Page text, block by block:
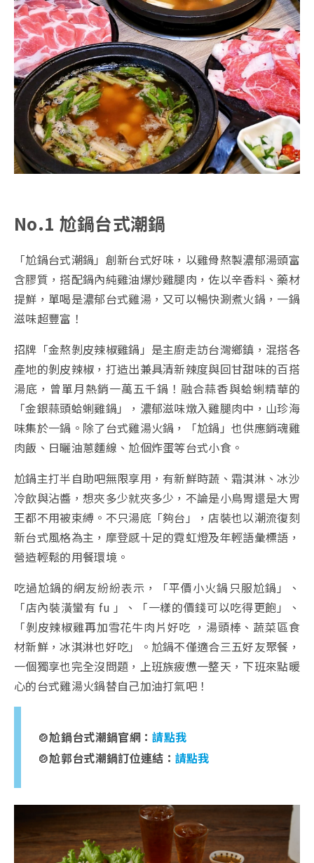
No.1 尬鍋台式潮鍋
「尬鍋台式潮鍋」創新台式好味，以雞骨熬製濃郁湯頭富
含膠質，搭配鍋內純雞油爆炒雞腿肉，佐以辛香料、藥材
提鮮，單喝是濃郁台式雞湯，又可以暢快涮煮火鍋，一鍋
滋味超豐富！
招牌「金熬剝皮辣椒雞鍋」是主廚走訪台灣鄉鎮，混搭各
產地的剝皮辣椒，打造出兼具清新辣度與回甘甜味的百搭
湯底，曾單月熱銷一萬五千鍋！融合蒜香與蛤蜊精華的
「金銀蒜頭蛤蜊雞鍋」，濃郁滋味燉入雞腿肉中，山珍海
味集於一鍋。除了台式雞湯火鍋，「尬鍋」也供應銷魂雞
肉飯、日曬油蔥麵線、尬個炸蛋等台式小食。
尬鍋主打半自助吧無限享用，有新鮮時蔬、霜淇淋、冰沙
冷飲與沾醬，想夾多少就夾多少，不論是小鳥胃還是大胃
王都不用被束縛。不只湯底「夠台」，店裝也以潮流復刻
新台式風格為主，摩登感十足的霓虹燈及年輕語彙標語，
營造輕鬆的用餐環境。
吃過尬鍋的網友紛紛表示，「平價小火鍋只服尬鍋」、
「店內裝潢蠻有 fu 」、「一樣的價錢可以吃得更飽」、
「剝皮辣椒雞再加雪花牛肉片好吃 ，湯頭棒、蔬菜區食
材新鮮，冰淇淋也好吃」。尬鍋不僅適合三五好友聚餐，
一個獨享也完全沒問題，上班族疲憊一整天，下班來點暖
心的台式雞湯火鍋替自己加油打氣吧！
🍲尬鍋台式潮鍋官網：請點我
🍲尬郭台式潮鍋訂位連結： 請點我